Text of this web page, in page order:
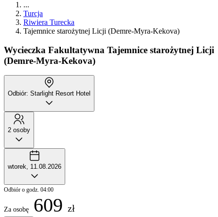
...
Turcja
Riwiera Turecka
Tajemnice starożytnej Licji (Demre-Myra-Kekova)
Wycieczka Fakultatywna Tajemnice starożytnej Licji
(Demre-Myra-Kekova)
Odbiór: Starlight Resort Hotel
2 osoby
wtorek, 11.08.2026
Odbiór o godz. 04:00
Za osobę 609 zł